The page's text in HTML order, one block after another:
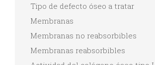
Tipo de defecto óseo a tratar
Membranas
Membranas no reabsorbibles
Membranas reabsorbibles